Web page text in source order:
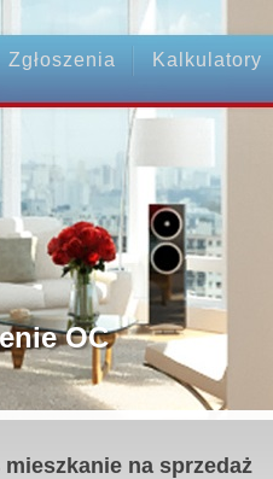
Zgłoszenia Kalkulatory
OC
mieszkanie na sprzedaż